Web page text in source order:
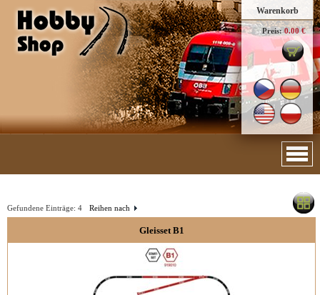
Warenkorb
Preis: 0.00 €
Reihen nach
Gefundene Einträge: 4
Gleisset B1